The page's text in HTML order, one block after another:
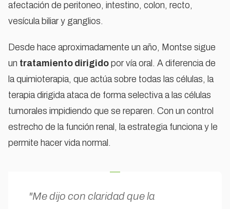
afectación de peritoneo, intestino, colon, recto,
vesícula biliar y ganglios.
Desde hace aproximadamente un año, Montse sigue
un tratamiento dirigido por vía oral. A diferencia de
la quimioterapia, que actúa sobre todas las células, la
terapia dirigida ataca de forma selectiva a las células
tumorales impidiendo que se reparen. Con un control
estrecho de la función renal, la estrategia funciona y le
permite hacer vida normal.
"Me dijo con claridad que la